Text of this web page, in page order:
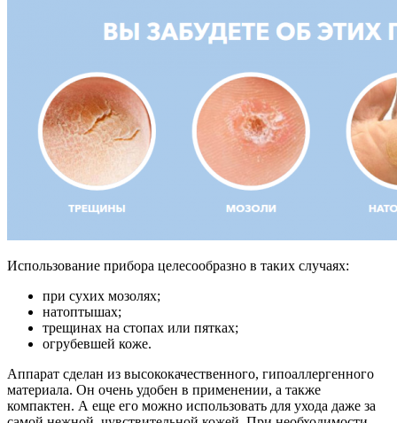
Использование прибора целесообразно в таких случаях:
при сухих мозолях;
натоптышах;
трещинах на стопах или пятках;
огрубевшей коже.
Аппарат сделан из высококачественного, гипоаллергенного
материала. Он очень удобен в применении, а также
компактен. А еще его можно использовать для ухода даже за